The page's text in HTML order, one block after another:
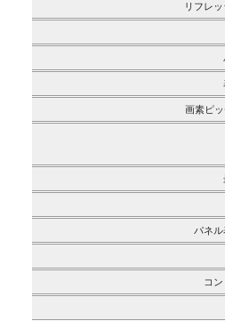
リフレ
画素ピッ
パネ
コ